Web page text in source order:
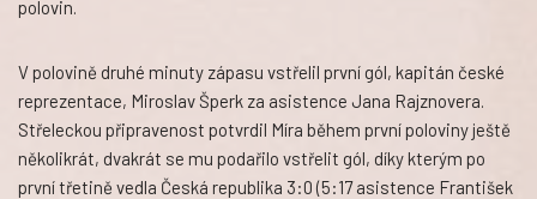
polovin.
V polovině druhé minuty zápasu vstřelil první gól, kapitán české
reprezentace, Miroslav Šperk za asistence Jana Rajznovera.
Střeleckou připravenost potvrdil Míra během první poloviny ještě
několikrát, dvakrát se mu podařilo vstřelit gól, díky kterým po
první třetině vedla Česká republika 3:0 (5:17 asistence František